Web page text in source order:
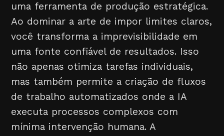
uma ferramenta de produção estratégica.
Ao dominar a arte de impor limites claros,
você transforma a imprevisibilidade em
uma fonte confiável de resultados. Isso
não apenas otimiza tarefas individuais,
mas também permite a criação de fluxos
de trabalho automatizados onde a IA
executa processos complexos com
mínima intervenção humana. A